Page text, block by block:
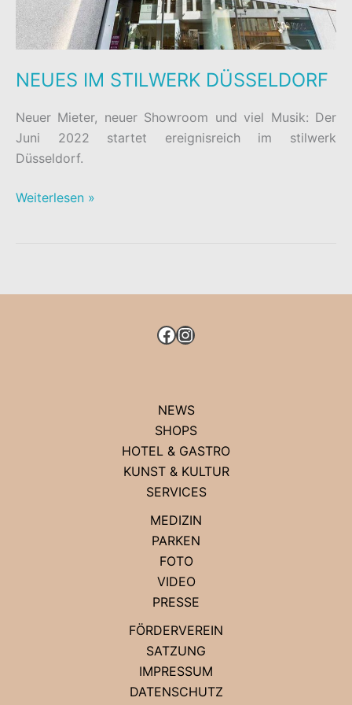
NEUES IM STILWERK DÜSSELDORF
Neuer Mieter, neuer Showroom und viel Musik: Der
Juni 2022 startet ereignisreich im stilwerk
Düsseldorf.
NEUES
Weiterlesen »
FACEBOOK
INSTAGRAM
NEWS
SHOPS
HOTEL & GASTRO
KUNST & KULTUR
SERVICES
MEDIZIN
PARKEN
FOTO
VIDEO
PRESSE
FÖRDERVEREIN
SATZUNG
IMPRESSUM
DATENSCHUTZ